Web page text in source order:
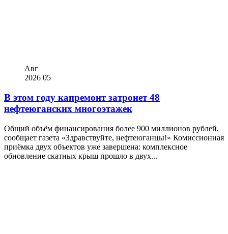
Авг
2026 05
В этом году капремонт затронет 48
нефтеюганских многоэтажек
Общий объём финансирования более 900 миллионов рублей,
сообщает газета «Здравствуйте, нефтеюганцы!» Комиссионная
приёмка двух объектов уже завершена: комплексное
обновление скатных крыш прошло в двух...